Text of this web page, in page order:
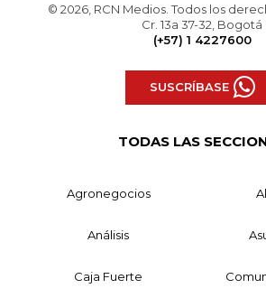
© 2026, RCN Medios. Todos los
Cr. 13a 37-32, Bogotá
(+57) 1 4227600
SUSCRÍBASE
TODAS LAS
Agronegocios
Análisis
Caja Fuerte